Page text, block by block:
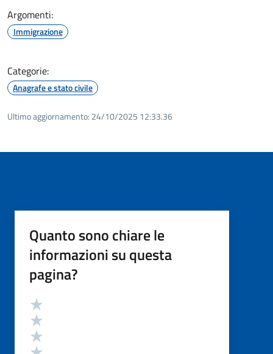
Argomenti:
Immigrazione
Categorie:
Anagrafe e stato civile
Ultimo aggiornamento: 24/10/2025 12:33.36
Quanto sono chiare le
informazioni su questa
pagina?
Valutazione